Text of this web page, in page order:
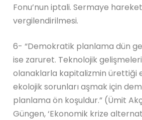
Fonu’nun iptali. Sermaye
vergilendirilmesi.
6- “Demokratik planlama dün
ise zaruret. Teknolojik
olanaklarla kapitalizmin ürettiği
ekolojik sorunları aşmak için
planlama ön koşuldur.” (Ümit
Güngen, ‘Ekonomik krize